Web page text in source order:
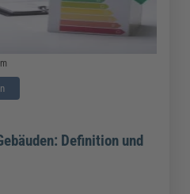
Definition und